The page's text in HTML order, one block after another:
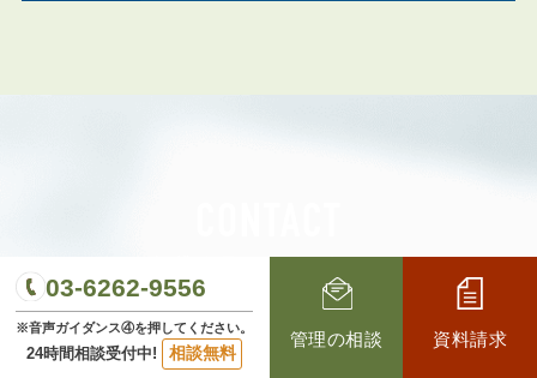
私たちは、不動産オーナー様の安定した
家賃収入と利回りの向上を実現し、
03-6262-9556
※音声ガイダンス④を押してください。
24時間相談受付中! 相談無料
管理の相談 資料請求